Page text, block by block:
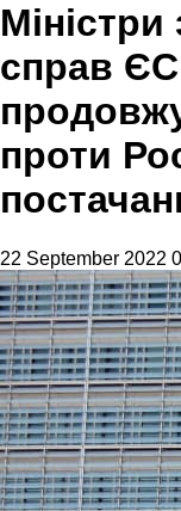
справ
проти
22 September 2022